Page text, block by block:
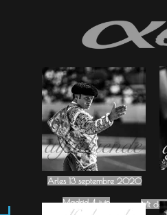
Arles 13 septembre 2020
Madrid 4 juin Mt de
Mt de